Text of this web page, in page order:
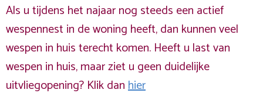
Als u tijdens het najaar nog steeds een actief
wespennest in de woning heeft, dan kunnen veel
wespen in huis terecht komen. Heeft u last van
wespen in huis, maar ziet u geen duidelijke
uitvliegopening? Klik danhier